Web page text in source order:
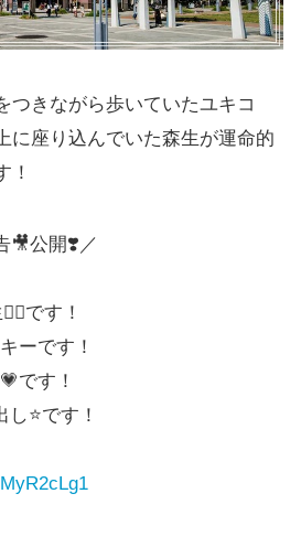
つきながら歩いていたユキコ
に座り込んでいた森生が運命的
！
🎥公開❣️／
です！
ーです！
です！
し⭐️です！